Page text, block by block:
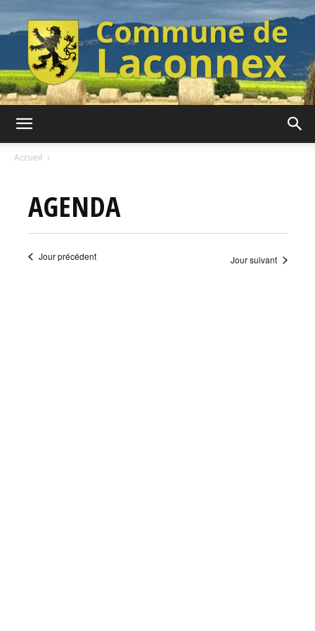
Laconnex
Accueil
AGENDA
Jour précédent Jour suivant